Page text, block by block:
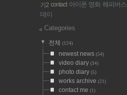
기2 contact 아이폰 영화 해피버스
데이
Categories
전체(124)
newest news(54)
video diary(34)
photo diary(5)
works archive(21)
contact me(1)